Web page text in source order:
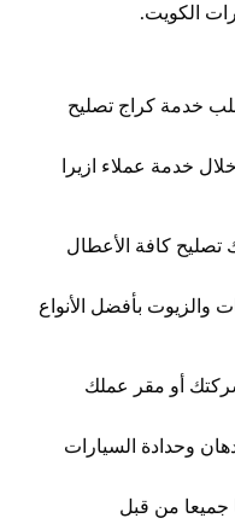
الكويت.
خدمة كراج تصليح
خدمة عملاء ازيرا
تصليح كافة الأعطال
والزيوت بأفضل الأنواع
أو مقر عملك
وحدادة السيارات
جميعا من قبل